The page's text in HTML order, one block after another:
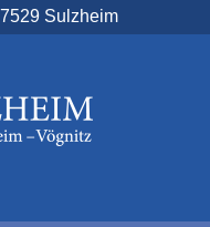
Sulzheim